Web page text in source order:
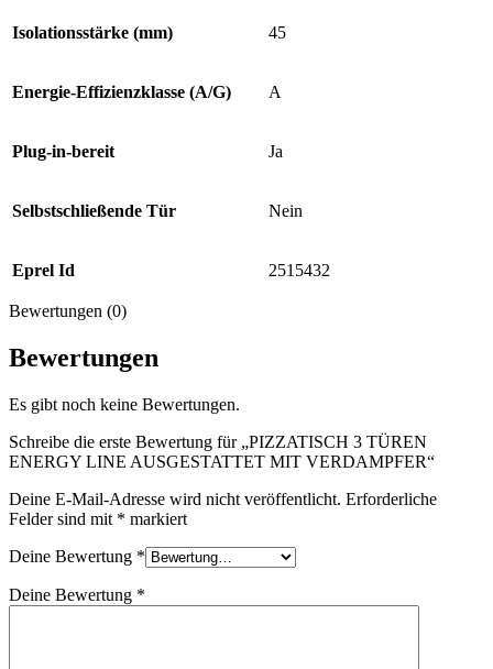
Isolationsstärke (mm) 45
Energie-Effizienzklasse (A/G) A
Plug-in-bereit Ja
Selbstschließende Tür Nein
Eprel Id 2515432
Bewertungen (0)
Bewertungen
Es gibt noch keine Bewertungen.
Schreibe die erste Bewertung für „PIZZATISCH 3 TÜREN
ENERGY LINE AUSGESTATTET MIT VERDAMPFER“
Deine E-Mail-Adresse wird nicht veröffentlicht. Erforderliche
Felder sind mit * markiert
Deine Bewertung *
Deine Bewertung *